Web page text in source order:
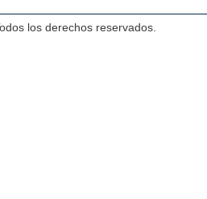
los derechos reservados.